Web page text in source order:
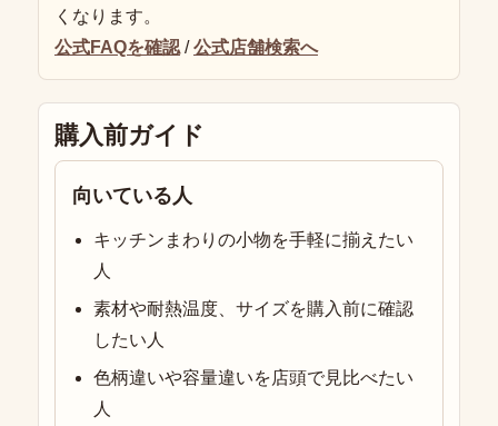
くなります。
公式FAQを確認 /公式店舗検索へ
購入前ガイド
向いている人
キッチンまわりの小物を手軽に揃えたい
人
素材や耐熱温度、サイズを購入前に確認
したい人
色柄違いや容量違いを店頭で見比べたい
人